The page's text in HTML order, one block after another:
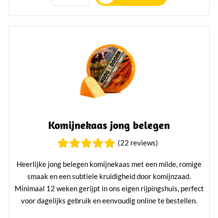
Komijnekaas jong belegen
(22 reviews)
Heerlijke jong belegen komijnekaas met een milde, romige
smaak en een subtiele kruidigheid door komijnzaad.
Minimaal 12 weken gerijpt in ons eigen rijpingshuis, perfect
voor dagelijks gebruik en eenvoudig online te bestellen.